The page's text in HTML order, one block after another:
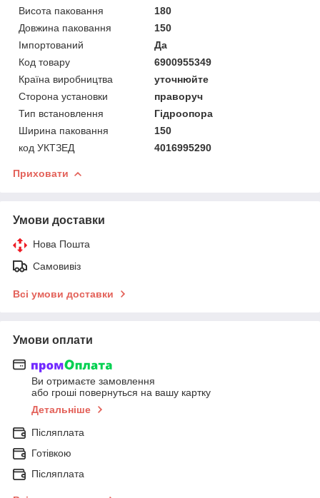
Висота паковання
180
Довжина паковання
150
Імпортований
Да
Код товару
6900955349
Країна виробництва
уточнюйте
Сторона установки
праворуч
Тип встановлення
Гідроопора
Ширина паковання
150
код УКТЗЕД
4016995290
Приховати
Умови доставки
Нова Пошта
Самовивіз
Всі умови доставки
Умови оплати
Ви отримаєте замовлення
або гроші повернуться на вашу картку
Детальніше
Післяплата
Готівкою
Післяплата